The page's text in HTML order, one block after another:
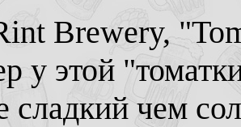
Brewery,
у этой
сладкий чем